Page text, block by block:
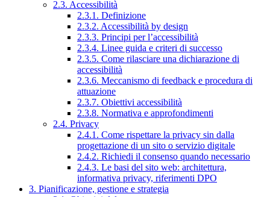
2.3. Accessibilità
2.3.1. Definizione
2.3.2. Accessibilità by design
2.3.3. Principi per l’accessibilità
2.3.4. Linee guida e criteri di successo
2.3.5. Come rilasciare una dichiarazione di
accessibilità
2.3.6. Meccanismo di feedback e procedura di
attuazione
2.3.7. Obiettivi accessibilità
2.3.8. Normativa e approfondimenti
2.4. Privacy
2.4.1. Come rispettare la privacy sin dalla
progettazione di un sito o servizio digitale
2.4.2. Richiedi il consenso quando necessario
2.4.3. Le basi del sito web: architettura,
informativa privacy, riferimenti DPO
3. Pianificazione, gestione e strategia